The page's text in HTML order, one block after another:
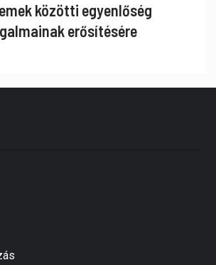
közötti egyenlőség
erősítésére